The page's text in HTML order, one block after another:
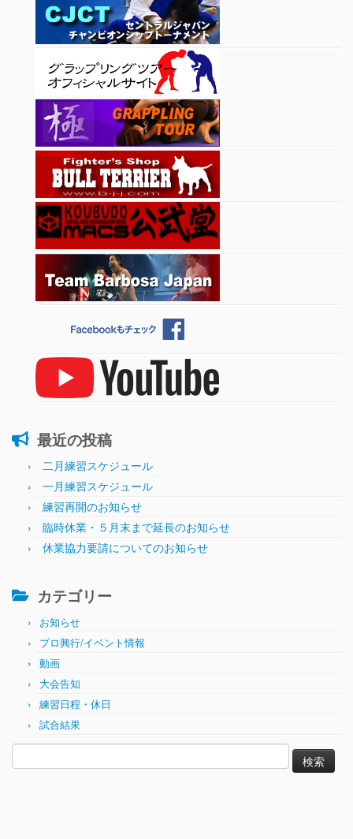
最近の投稿
二月練習スケジュール
一月練習スケジュール
練習再開のお知らせ
臨時休業・５月末まで延長のお知らせ
休業協力要請についてのお知らせ
カテゴリー
お知らせ
プロ興行/イベント情報
動画
大会告知
練習日程・休日
試合結果
索: